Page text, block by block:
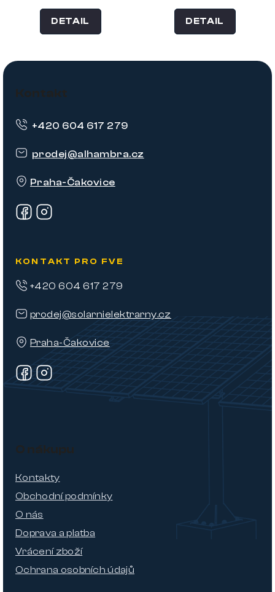
DETAIL DETAIL
Z
Kontakt
prodej@alhambra.cz
Praha-Čakovice
+420 604 617 279
KONTAKT PRO FVE
prodej@solarnielektrarny.cz
Praha-Čakovice
+420 604 617 279
O nákupu
Kontakty
Obchodní podmínky
O nás
Doprava a platba
Vrácení zboží
Ochrana osobních údajů